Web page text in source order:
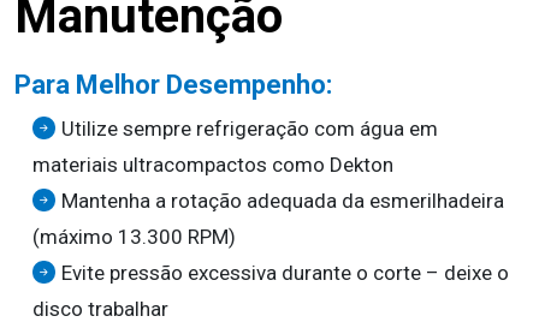
Manutenção
Para Melhor Desempenho:
Utilize sempre refrigeração com água em
materiais ultracompactos como Dekton
Mantenha a rotação adequada da esmerilhadeira
(máximo 13.300 RPM)
Evite pressão excessiva durante o corte – deixe o
disco trabalhar